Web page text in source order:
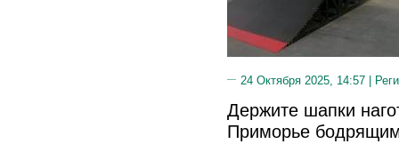
24 Октября 2025, 14:57 |
Держите шапки
Приморье